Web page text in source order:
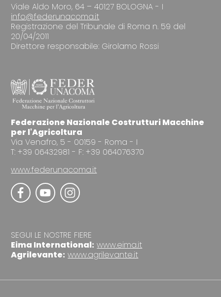
Viale Aldo Moro, 64 – 40127 BOLOGNA - I
info@federunacoma.it
Registrazione del Tribunale di Roma n. 59 del
20/04/2011
Direttore responsabile: Girolamo Rossi
Federazione Nazionale Costrutturi Macchine
per l'Agricoltura
Via Venafro, 5 - 00159 - Roma - I
T: +39 06432981 - F: +39 064076370
www.federunacoma.it
SEGUI LE NOSTRE FIERE
Eima International: www.eima.it
Agrilevante: www.agrilevante.it